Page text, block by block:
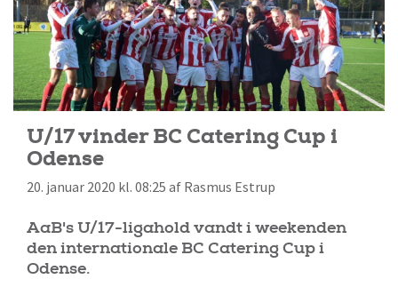
U/17 vinder BC Catering Cup i
Odense
20. januar 2020 kl. 08:25 af Rasmus Estrup
AaB's U/17-ligahold vandt i weekenden
den internationale BC Catering Cup i
Odense.